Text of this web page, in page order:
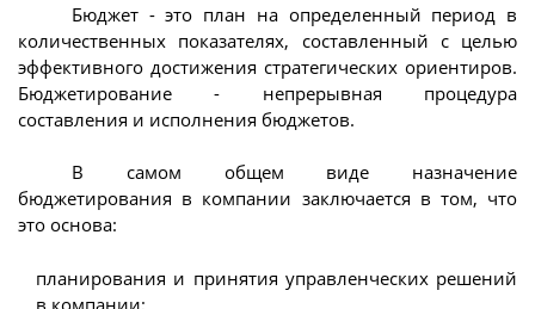
Бюджет - это план на определенный период в
количественных показателях, составленный с целью
эффективного достижения стратегических ориентиров.
Бюджетирование - непрерывная процедура
составления и исполнения бюджетов.
В самом общем виде назначение
бюджетирования в компании заключается в том, что
это основа:
планирования и принятия управленческих решений
в компании;